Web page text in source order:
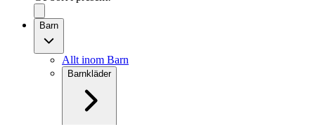
Barn
Allt inom Barn
Barnkläder